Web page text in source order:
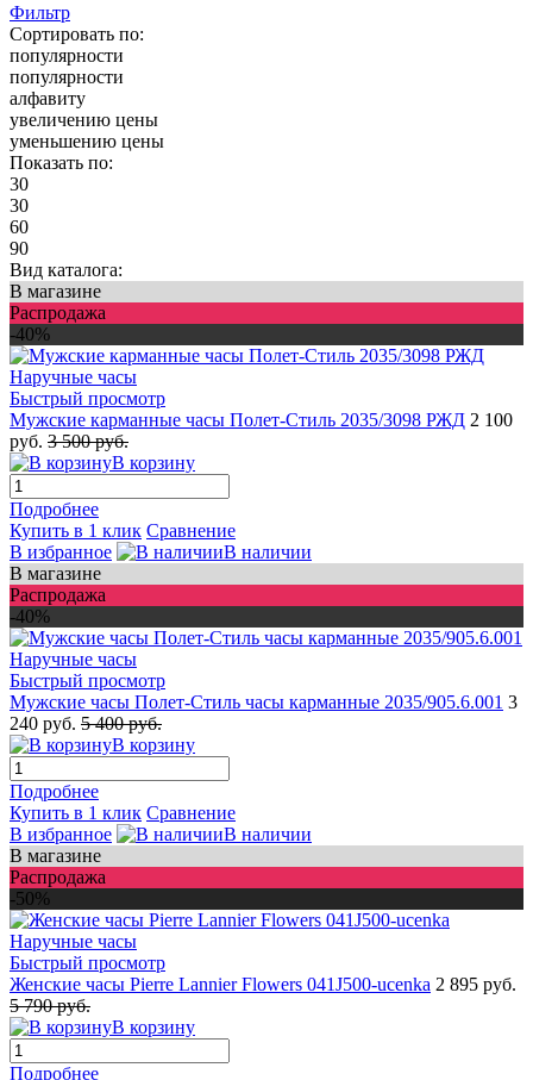
Фильтр
Сортировать по:
популярности
популярности
алфавиту
увеличению цены
уменьшению цены
Показать по:
30
30
60
90
Вид каталога:
В магазине
Распродажа
-40%
Быстрый просмотр
Мужские карманные часы Полет-Стиль 2035/3098 РЖД 2 100
руб. 3 500 руб.
В корзину
Подробнее
Купить в 1 клик Сравнение
В избранное
В наличии
В магазине
Распродажа
-40%
Быстрый просмотр
Мужские часы Полет-Стиль часы карманные 2035/905.6.001 3
240 руб. 5 400 руб.
В корзину
Подробнее
Купить в 1 клик Сравнение
В избранное
В наличии
В магазине
Распродажа
-50%
Быстрый просмотр
Женские часы Pierre Lannier Flowers 041J500-ucenka 2 895 руб.
5 790 руб.
В корзину
Подробнее